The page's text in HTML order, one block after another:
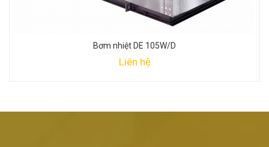
Bơm nhiệt DE 105W/D
Liên hệ